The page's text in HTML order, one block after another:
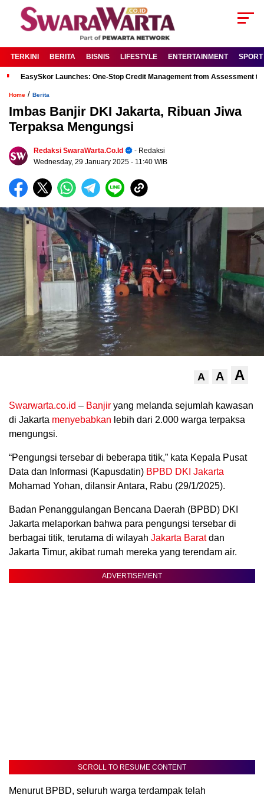
TERKINI BERITA BISNIS LIFESTYLE ENTERTAINMENT SPORT
EasySkor Launches: One-Stop Credit Management from Assessment
Home / Berita
Imbas Banjir DKI Jakarta, Ribuan Jiwa
Terpaksa Mengungsi
Redaksi SwaraWarta.co.id
- Redaksi
Wednesday, 29 January 2025 - 11:40 WIB
A A A
Swarwarta.co.id – Banjir yang melanda sejumlah kawasan
di Jakarta menyebabkan lebih dari 2.000 warga terpaksa
mengungsi.
“Pengungsi tersebar di beberapa titik,” kata Kepala Pusat
Data dan Informasi (Kapusdatin) BPBD DKI Jakarta
Mohamad Yohan, dilansir Antara, Rabu (29/1/2025).
Badan Penanggulangan Bencana Daerah (BPBD) DKI
Jakarta melaporkan bahwa para pengungsi tersebar di
berbagai titik, terutama di wilayah Jakarta Baratdan
Jakarta Timur, akibat rumah mereka yang terendam air.
ADVERTISEMENT
.
SCROLL TO RESUME CONTENT
Menurut BPBD, seluruh warga terdampak telah